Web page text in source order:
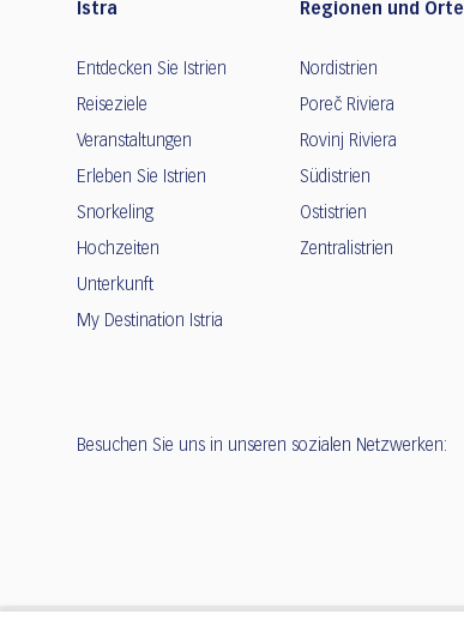
Istra
Entdecken Sie Istrien
Reiseziele
Veranstaltungen
Erleben Sie Istrien
Snorkeling
Hochzeiten
Unterkunft
My Destination Istria
Regionen und Orte
Nordistrien
Poreč Riviera
Rovinj Riviera
Südistrien
Ostistrien
Zentralistrien
Besuchen Sie uns in unseren sozialen Netzwerken: